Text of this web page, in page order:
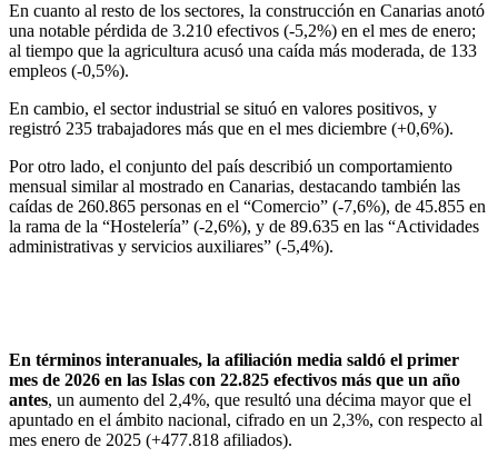
En cuanto al resto de los sectores, la construcción en Canarias anotó
una notable pérdida de 3.210 efectivos (-5,2%) en el mes de enero;
al tiempo que la agricultura acusó una caída más moderada, de 133
empleos (-0,5%).
En cambio, el sector industrial se situó en valores positivos, y
registró 235 trabajadores más que en el mes diciembre (+0,6%).
Por otro lado, el conjunto del país describió un comportamiento
mensual similar al mostrado en Canarias, destacando también las
caídas de 260.865 personas en el “Comercio” (-7,6%), de 45.855 en
la rama de la “Hostelería” (-2,6%), y de 89.635 en las “Actividades
administrativas y servicios auxiliares” (-5,4%).
En términos interanuales, la afiliación media saldó el primer
mes de 2026 en las Islas con 22.825 efectivos más que un año
antes, un aumento del 2,4%, que resultó una décima mayor que el
apuntado en el ámbito nacional, cifrado en un 2,3%, con respecto al
mes enero de 2025 (+477.818 afiliados).